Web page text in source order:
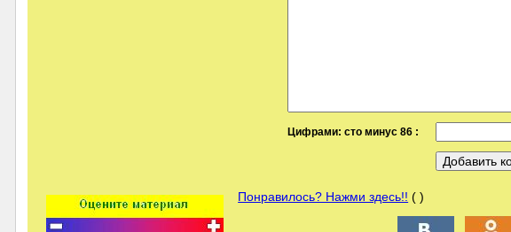
Цифрами: сто минус 86 :
Понравилось? Нажми здесь!! ( )